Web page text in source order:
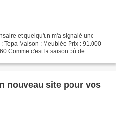
et quelqu'un m'a signalé une
Tepa Maison : Meublée Prix : 91.000
Comme c'est la saison où de
nouveau site pour vos